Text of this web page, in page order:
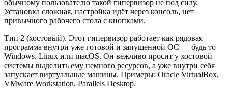
обычному пользователю такой гипервизор не под силу.
Установка сложная, настройка идёт через консоль, нет
привычного рабочего стола с кнопками.
Тип 2 (хостовый). Этот гипервизор работает как рядовая
программа внутри уже готовой и запущенной ОС — будь то
Windows, Linux или macOS. Он вежливо просит у хостовой
системы выделить ему немного ресурсов, а уже внутри себя
запускает виртуальные машины. Примеры: Oracle VirtualBox,
VMware Workstation, Parallels Desktop.